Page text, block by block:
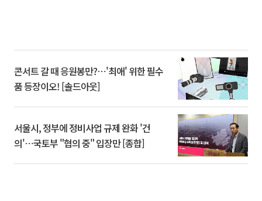
콘서트 갈 때 응원봉만?⋯'최애' 위한 필수
품 등장이오! [솔드아웃]
서울시, 정부에 정비사업 규제 완화 '건
의'⋯국토부 "협의 중" 입장만 [종합]